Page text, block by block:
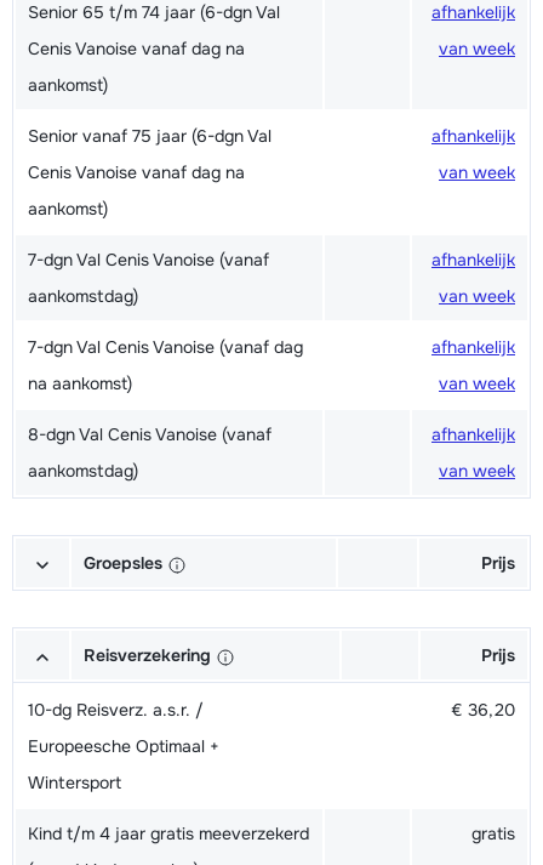
Senior 65 t/m 74 jaar (6-dgn Val
Cenis Vanoise vanaf dag na
aankomst)
afhankelijk
van week
Senior vanaf 75 jaar (6-dgn Val
Cenis Vanoise vanaf dag na
aankomst)
afhankelijk
van week
7-dgn Val Cenis Vanoise (vanaf
aankomstdag)
afhankelijk
van week
7-dgn Val Cenis Vanoise (vanaf dag
na aankomst)
afhankelijk
van week
8-dgn Val Cenis Vanoise (vanaf
aankomstdag)
afhankelijk
van week
Groepsles Prijs
11.45 uur - Beginner
Ski Volwassene (6x 2h30) 09.15-
11.45 uur - Gemiddeld
€ 156,00
Ski Volwassene (6x 2h30) 09.15-
11.45 uur - Gevorderd
Reisverzekering Prijs
10-dg Reisverz. a.s.r. /
Europeesche Optimaal +
Wintersport
€ 36,20
Kind t/m 4 jaar gratis meeverzekerd
gratis